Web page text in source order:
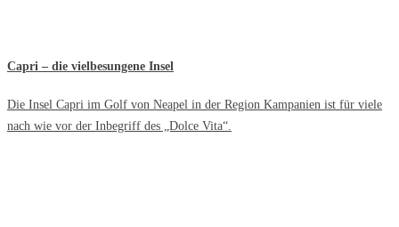
Capri – die vielbesungene Insel
Die Insel Capri im Golf von Neapel in der Region Kampanien ist für viele
nach wie vor der Inbegriff des „Dolce Vita“.